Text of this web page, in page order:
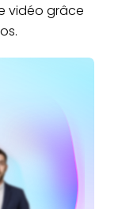
vidéo grâce